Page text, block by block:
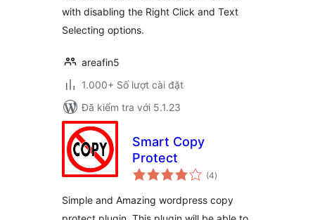
with disabling the Right Click and Text
Selecting options.
areafin5
1.000+ Số lượt cài đặt
Đã kiểm tra với 5.1.23
Smart Copy
Protect
(4tổng
đánh
)
Simple and Amazing wordpress copy